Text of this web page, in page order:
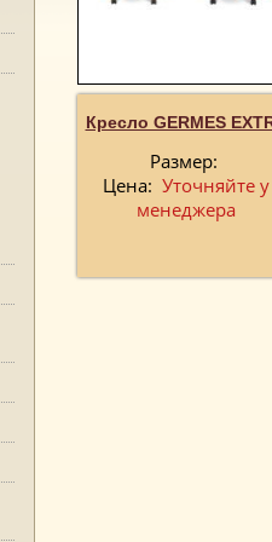
Кресло GERMES
Размер:
Цена: Уточняйте у
менеджера